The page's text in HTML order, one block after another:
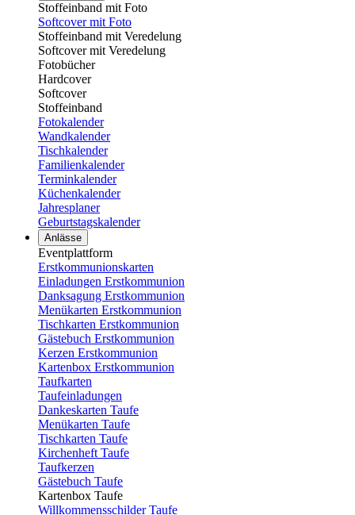
Stoffeinband mit Foto
Softcover mit Foto
Stoffeinband mit Veredelung
Softcover mit Veredelung
Fotobücher
Hardcover
Softcover
Stoffeinband
Fotokalender
Wandkalender
Tischkalender
Familienkalender
Terminkalender
Küchenkalender
Jahresplaner
Geburtstagskalender
Anlässe
Eventplattform
Erstkommunionskarten
Einladungen Erstkommunion
Danksagung Erstkommunion
Menükarten Erstkommunion
Tischkarten Erstkommunion
Gästebuch Erstkommunion
Kerzen Erstkommunion
Kartenbox Erstkommunion
Taufkarten
Taufeinladungen
Dankeskarten Taufe
Menükarten Taufe
Tischkarten Taufe
Kirchenheft Taufe
Taufkerzen
Gästebuch Taufe
Kartenbox Taufe
Willkommensschilder Taufe